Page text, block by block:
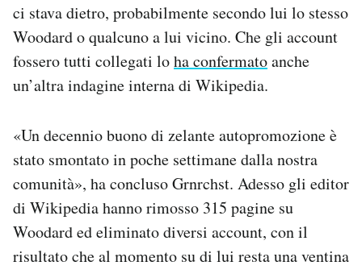
ci stava dietro, probabilmente secondo lui lo stesso
Woodard o qualcuno a lui vicino. Che gli account
fossero tutti collegati loha confermatoanche
un’altra indagine interna di Wikipedia.
«Un decennio buono di zelante autopromozione è
stato smontato in poche settimane dalla nostra
comunità», ha concluso Grnrchst. Adesso gli editor
di Wikipedia hanno rimosso 315 pagine su
Woodard ed eliminato diversi account, con il
risultato che al momento su di lui resta una ventina